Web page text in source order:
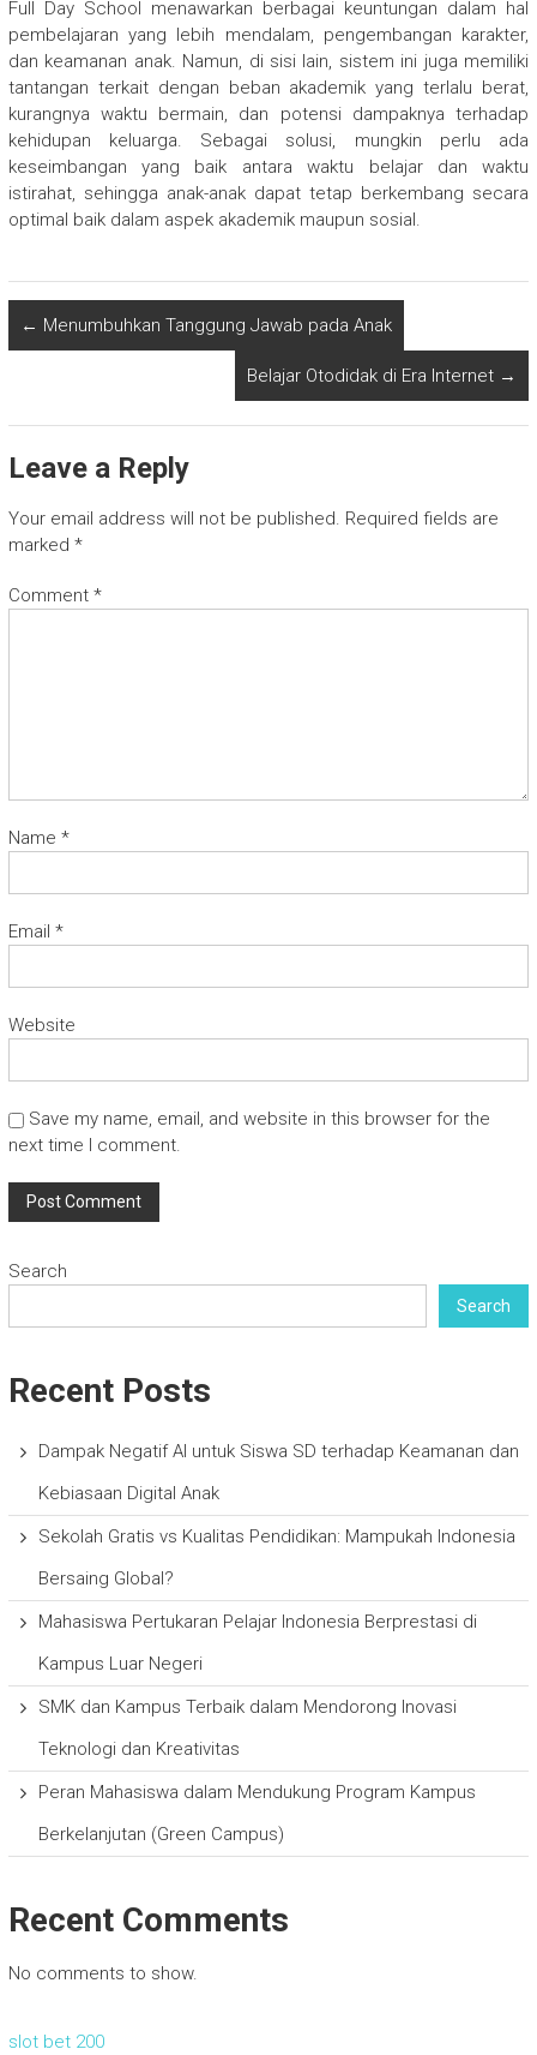
Full Day School menawarkan berbagai keuntungan dalam hal
pembelajaran yang lebih mendalam, pengembangan karakter,
dan keamanan anak. Namun, di sisi lain, sistem ini juga memiliki
tantangan terkait dengan beban akademik yang terlalu berat,
kurangnya waktu bermain, dan potensi dampaknya terhadap
kehidupan keluarga. Sebagai solusi, mungkin perlu ada
keseimbangan yang baik antara waktu belajar dan waktu
istirahat, sehingga anak-anak dapat tetap berkembang secara
optimal baik dalam aspek akademik maupun sosial.
← Menumbuhkan Tanggung Jawab pada Anak
Belajar Otodidak di Era Internet →
Leave a Reply
Your email address will not be published. Required fields are
marked *
Comment *
Name *
Email *
Website
Save my name, email, and website in this browser for the
next time I comment.
Search
Search
Recent Posts
Dampak Negatif AI untuk Siswa SD terhadap Keamanan dan
Kebiasaan Digital Anak
Sekolah Gratis vs Kualitas Pendidikan: Mampukah Indonesia
Bersaing Global?
Mahasiswa Pertukaran Pelajar Indonesia Berprestasi di
Kampus Luar Negeri
SMK dan Kampus Terbaik dalam Mendorong Inovasi
Teknologi dan Kreativitas
Peran Mahasiswa dalam Mendukung Program Kampus
Berkelanjutan (Green Campus)
Recent Comments
No comments to show.
slot bet 200